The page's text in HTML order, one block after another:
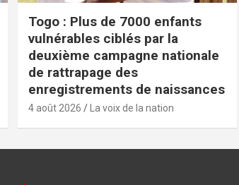
Togo : Plus de 7000 enfants
vulnérables ciblés par la
deuxième campagne nationale
de rattrapage des
enregistrements de naissances
4 août 2026 La voix de la nation